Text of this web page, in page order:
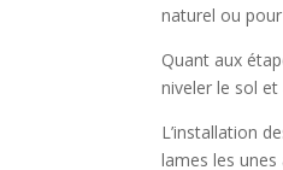
naturel ou
Quant aux
niveler le sol
L’installation
lames les